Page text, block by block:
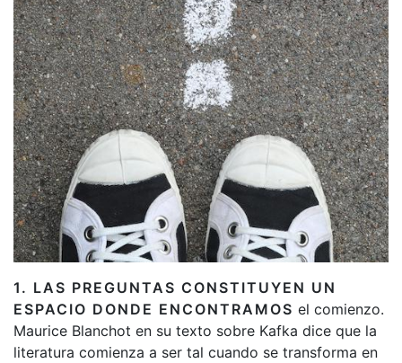
1. LAS PREGUNTAS CONSTITUYEN UN
ESPACIO DONDE ENCONTRAMOS el comienzo.
Maurice Blanchot en su texto sobre Kafka dice que la
literatura comienza a ser tal cuando se transforma en